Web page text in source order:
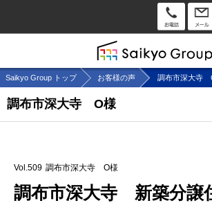
Saikyo Group トップ お客様の声 調布市深大寺
調布市深大寺 O様
Vol.509 調布市深大寺 O様
調布市深大寺 新築分